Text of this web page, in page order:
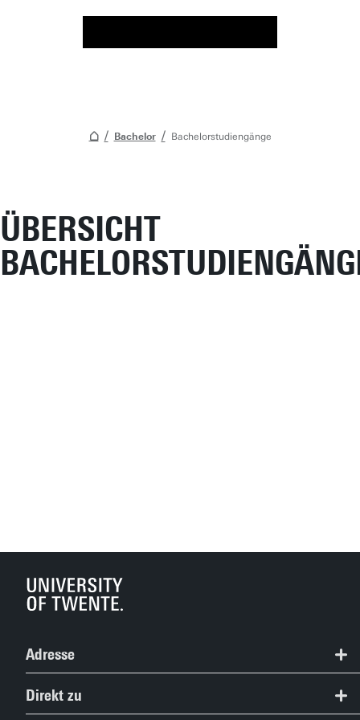
Bachelor Bachelor­studiengänge
ÜBERSICHT
Adresse
University of Twente
Direkt zu